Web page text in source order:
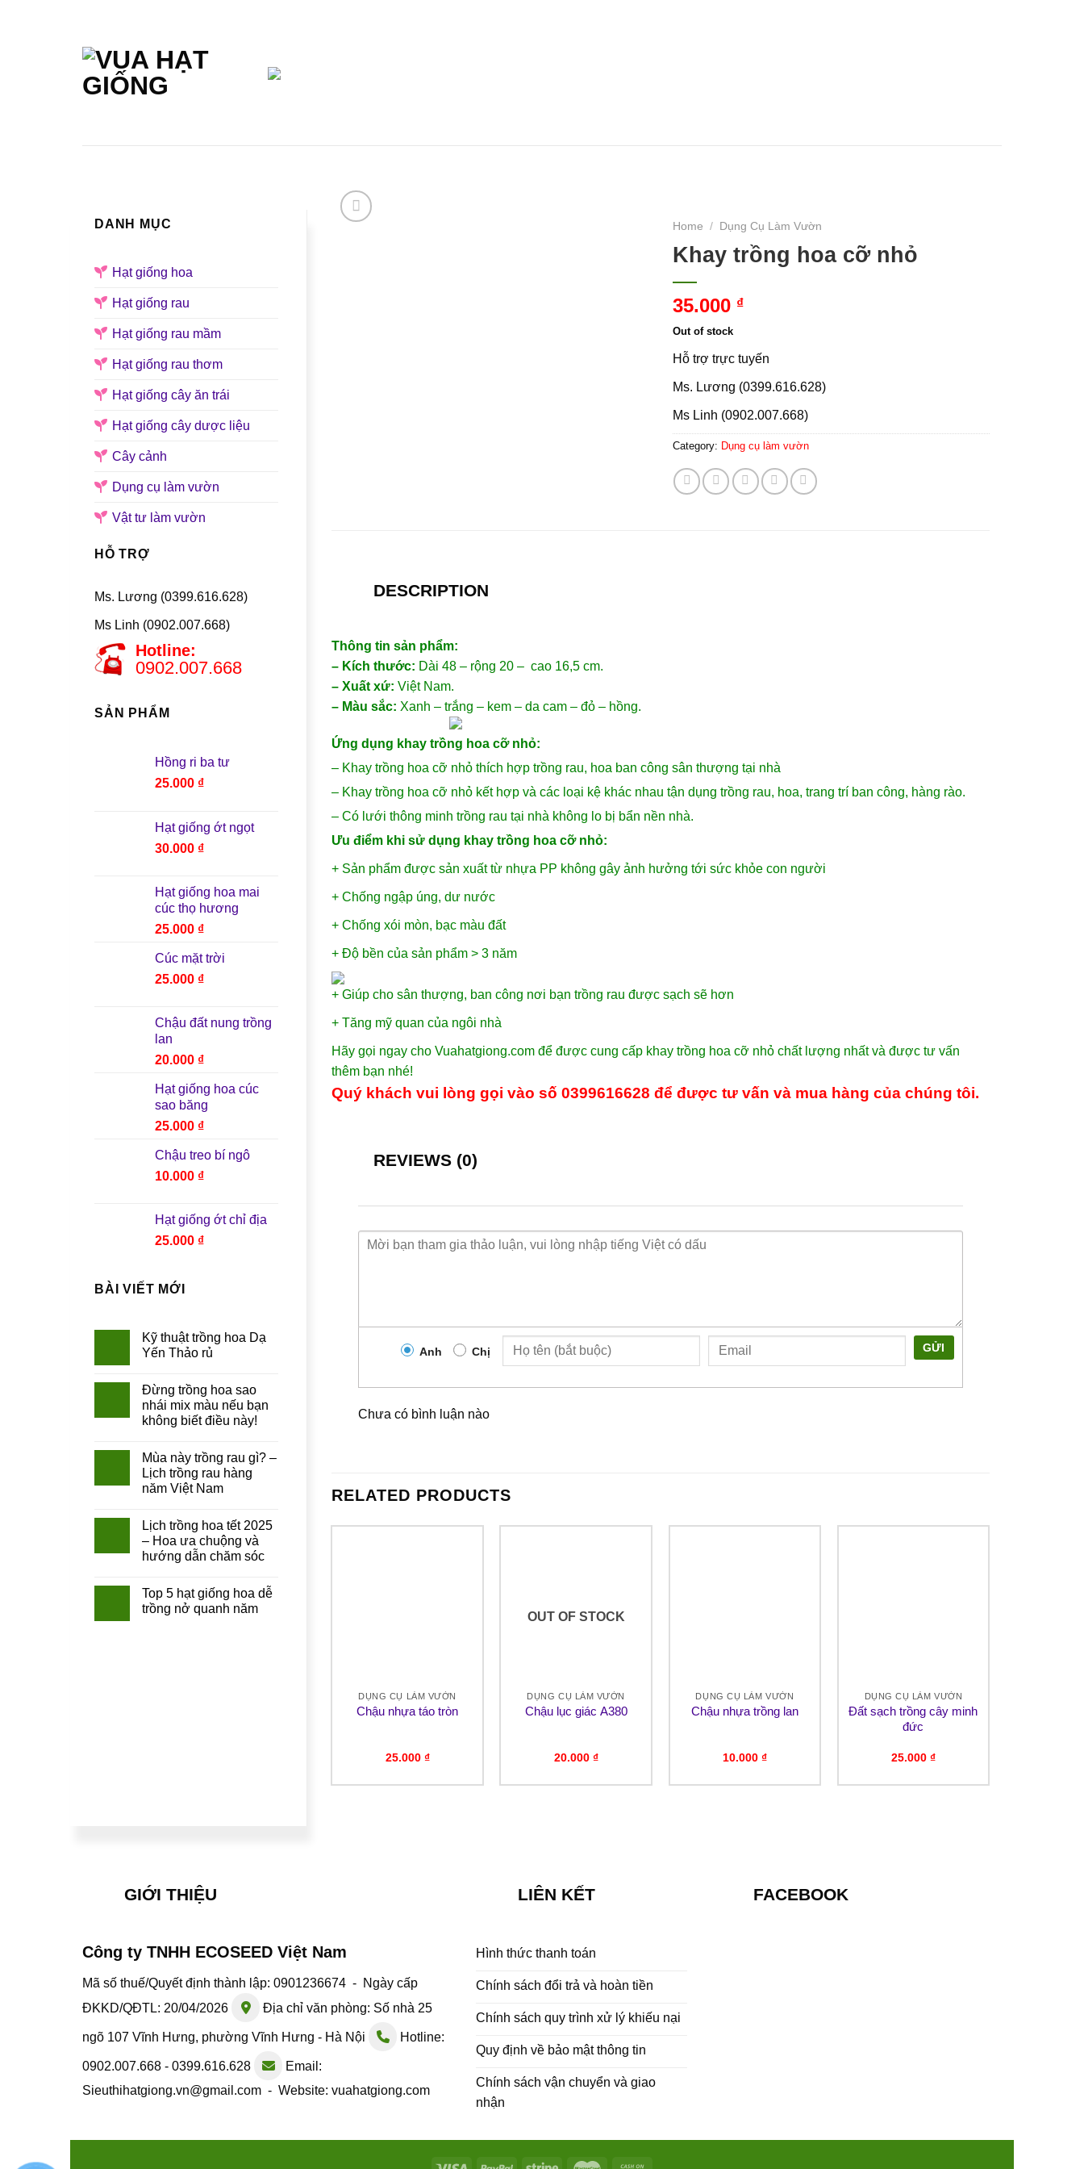
content
DANH MỤC
Hạt giống hoa
Hạt giống rau
Hạt giống rau mầm
Hạt giống rau thơm
Hạt giống cây ăn trái
Hạt giống cây dược liệu
Cây cảnh
Dụng cụ làm vườn
Vật tư làm vườn
HỖ TRỢ
Ms. Lương (0399.616.628)
Ms Linh (0902.007.668)
Hotline:
0902.007.668
SẢN PHẨM
Hồng ri ba tư
25.000 ₫
Hạt giống ớt ngọt
30.000 ₫
Hạt giống hoa mai
cúc thọ hương
25.000 ₫
Cúc mặt trời
25.000 ₫
Chậu đất nung trồng
lan
20.000 ₫
Hạt giống hoa cúc
sao băng
25.000 ₫
Chậu treo bí ngô
10.000 ₫
Hạt giống ớt chỉ địa
25.000 ₫
BÀI VIẾT MỚI
Kỹ thuật trồng hoa Dạ
Yến Thảo rủ
Đừng trồng hoa sao
nhái mix màu nếu bạn
không biết điều này!
Mùa này trồng rau gì? –
Lịch trồng rau hàng
năm Việt Nam
Lịch trồng hoa tết 2025
– Hoa ưa chuộng và
hướng dẫn chăm sóc
Top 5 hạt giống hoa dễ
trồng nở quanh năm
Home / Dụng Cụ Làm Vườn
Khay trồng hoa cỡ nhỏ
35.000 ₫
Out of stock
Hỗ trợ trực tuyến
Ms. Lương (0399.616.628)
Ms Linh (0902.007.668)
Category: Dụng cụ làm vườn
DESCRIPTION
Thông tin sản phẩm:
– Kích thước: Dài 48 – rộng 20 – cao 16,5 cm.
– Xuất xứ: Việt Nam.
– Màu sắc: Xanh – trắng – kem – da cam – đỏ – hồng.
Ứng dụng khay trồng hoa cỡ nhỏ:
– Khay trồng hoa cỡ nhỏ thích hợp trồng rau, hoa ban công sân thượng tại nhà
– Khay trồng hoa cỡ nhỏ kết hợp và các loại kệ khác nhau tận dụng trồng rau, hoa, trang trí ban công, hàng rào.
– Có lưới thông minh trồng rau tại nhà không lo bị bẩn nền nhà.
Ưu điểm khi sử dụng khay trồng hoa cỡ nhỏ:
+ Sản phẩm được sản xuất từ nhựa PP không gây ảnh hưởng tới sức khỏe con người
+ Chống ngập úng, dư nước
+ Chống xói mòn, bạc màu đất
+ Độ bền của sản phẩm > 3 năm
+ Giúp cho sân thượng, ban công nơi bạn trồng rau được sạch sẽ hơn
+ Tăng mỹ quan của ngôi nhà
Hãy gọi ngay cho Vuahatgiong.com để được cung cấp khay trồng hoa cỡ nhỏ chất lượng nhất và được tư vấn
thêm bạn nhé!
Quý khách vui lòng gọi vào số 0399616628 để được tư vấn và mua hàng của chúng tôi.
REVIEWS (0)
Anh Chị GỬI
Chưa có bình luận nào
RELATED PRODUCTS
DỤNG CỤ LÀM VƯỜN
Chậu nhựa táo tròn
25.000 ₫
OUT OF STOCK
DỤNG CỤ LÀM VƯỜN
Chậu lục giác A380
20.000 ₫
DỤNG CỤ LÀM VƯỜN
Chậu nhựa trồng lan
10.000 ₫
DỤNG CỤ LÀM VƯỜN
Đất sạch trồng cây minh
đức
25.000 ₫
GIỚI THIỆU
Công ty TNHH ECOSEED Việt Nam
Mã số thuế/Quyết định thành lập: 0901236674 - Ngày cấp
ĐKKD/QĐTL: 20/04/2026
Địa chỉ văn phòng: Số nhà 25
ngõ 107 Vĩnh Hưng, phường Vĩnh Hưng - Hà Nội Hotline:
0902.007.668 - 0399.616.628
Email:
Sieuthihatgiong.vn@gmail.com - Website: vuahatgiong.com
LIÊN KẾT
Hình thức thanh toán
Chính sách đổi trả và hoàn tiền
Chính sách quy trình xử lý khiếu nại
Quy định về bảo mật thông tin
Chính sách vận chuyển và giao
nhận
FACEBOOK